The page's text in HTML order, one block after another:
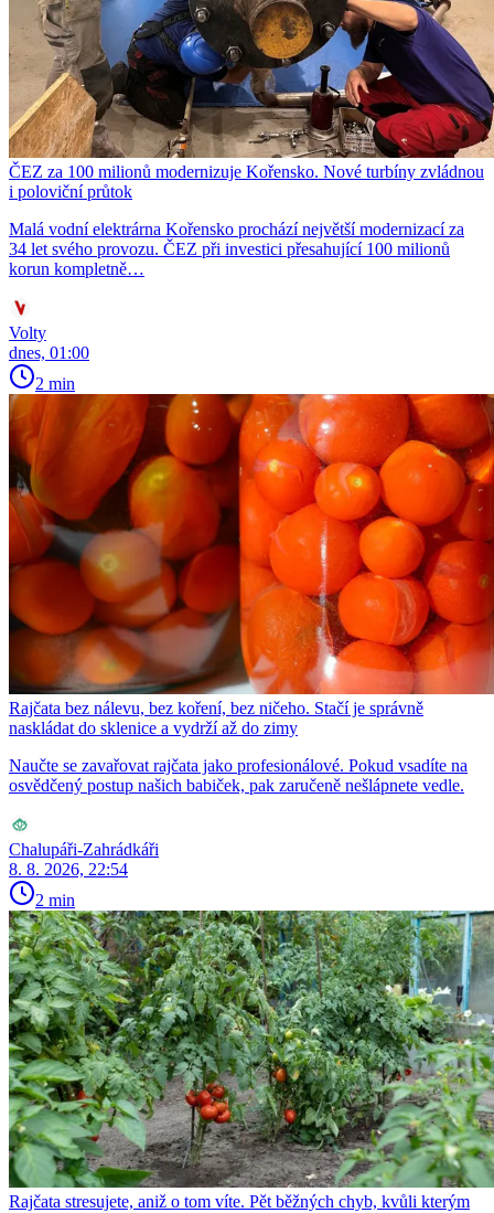
ČEZ za 100 milionů modernizuje Kořensko. Nové turbíny zvládnou
i poloviční průtok
Malá vodní elektrárna Kořensko prochází největší modernizací za
34 let svého provozu. ČEZ při investici přesahující 100 milionů
korun kompletně…
Volty
dnes, 01:00
2 min
Rajčata bez nálevu, bez koření, bez ničeho. Stačí je správně
naskládat do sklenice a vydrží až do zimy
Naučte se zavařovat rajčata jako profesionálové. Pokud vsadíte na
osvědčený postup našich babiček, pak zaručeně nešlápnete vedle.
Chalupáři-Zahrádkáři
8. 8. 2026, 22:54
2 min
Rajčata stresujete, aniž o tom víte. Pět běžných chyb, kvůli kterým